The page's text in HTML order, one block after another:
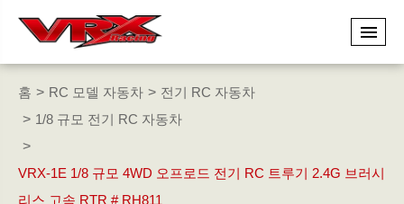
홈 RC 모델 자동차
전기 RC 자동차
1/8 규모 전기 RC 자동차
VRX-1E 1/8 규모 4WD 오프로드 전기 RC 트루기 2.4G 브러시
리스 고속 RTR # RH811